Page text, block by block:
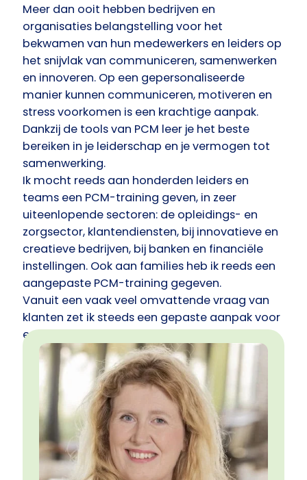
Meer dan ooit hebben bedrijven en
organisaties belangstelling voor het
bekwamen van hun medewerkers en leiders op
het snijvlak van communiceren, samenwerken
en innoveren. Op een gepersonaliseerde
manier kunnen communiceren, motiveren en
stress voorkomen is een krachtige aanpak.
Dankzij de tools van PCM leer je het beste
bereiken in je leiderschap en je vermogen tot
samenwerking.
Ik mocht reeds aan honderden leiders en
teams een PCM-training geven, in zeer
uiteenlopende sectoren: de opleidings- en
zorgsector, klantendiensten, bij innovatieve en
creatieve bedrijven, bij banken en financiële
instellingen. Ook aan families heb ik reeds een
aangepaste PCM-training gegeven.
Vanuit een vaak veel omvattende vraag van
klanten zet ik steeds een gepaste aanpak voor
een korte opleiding of een volledig
opleidingstraject op, in individueel of in
teamverband, met mezelf als actieve
begeleider van dat proces. Het is fijn om
daarna telkens de feedback te lezen dat ze
veel bijgeleerd hebben, dat we echt het
verschil konden maken in het positiever met
elkaar communiceren en dat ze het geleerde
nu ook dagelijks effectief inzetten.